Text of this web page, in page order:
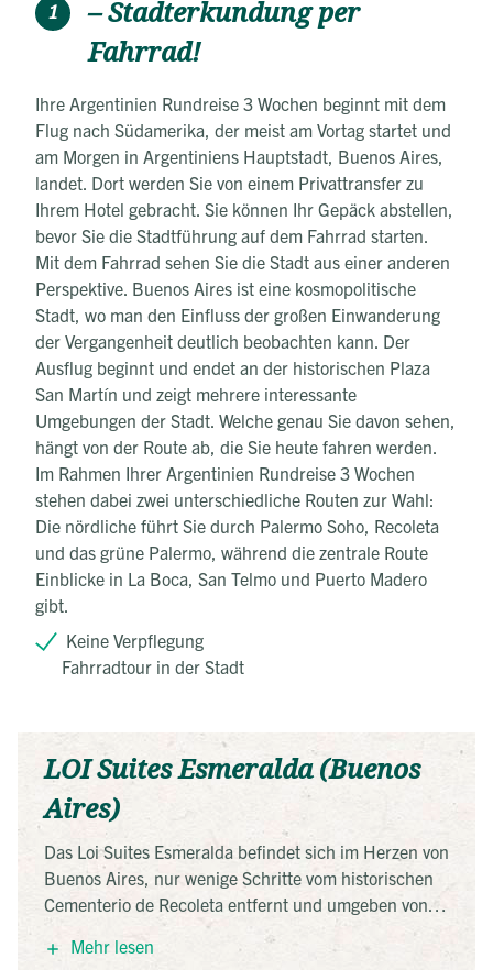
1
– Stadterkundung per
Fahrrad!
Ihre Argentinien Rundreise 3 Wochen beginnt mit dem
Flug nach Südamerika, der meist am Vortag startet und
am Morgen in Argentiniens Hauptstadt, Buenos Aires,
landet. Dort werden Sie von einem Privattransfer zu
Ihrem Hotel gebracht. Sie können Ihr Gepäck abstellen,
bevor Sie die Stadtführung auf dem Fahrrad starten.
Mit dem Fahrrad sehen Sie die Stadt aus einer anderen
Perspektive. Buenos Aires ist eine kosmopolitische
Stadt, wo man den Einfluss der großen Einwanderung
der Vergangenheit deutlich beobachten kann. Der
Ausflug beginnt und endet an der historischen Plaza
San Martín und zeigt mehrere interessante
Umgebungen der Stadt. Welche genau Sie davon sehen,
hängt von der Route ab, die Sie heute fahren werden.
Im Rahmen Ihrer Argentinien Rundreise 3 Wochen
stehen dabei zwei unterschiedliche Routen zur Wahl:
Die nördliche führt Sie durch Palermo Soho, Recoleta
und das grüne Palermo, während die zentrale Route
Einblicke in La Boca, San Telmo und Puerto Madero
gibt.
Keine Verpflegung
Fahrradtour in der Stadt
LOI Suites Esmeralda (Buenos
Aires)
Das Loi Suites Esmeralda befindet sich im Herzen von
Buenos Aires, nur wenige Schritte vom historischen
Cementerio de Recoleta entfernt und umgeben von
exquisiter französischer Architektur. Das Hotel liegt
in einem der prestigeträchtigsten Viertel der Stadt,
Mehr lesen